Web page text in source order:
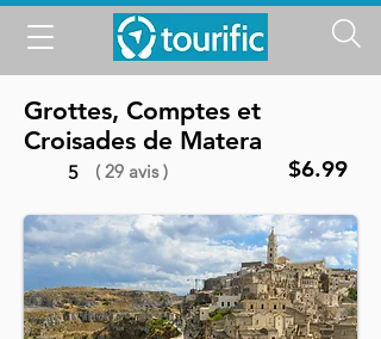
Grottes, Comptes et
Croisades de Matera
5 ( 29 avis ) $6.99